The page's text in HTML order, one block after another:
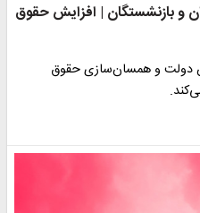
و بازنشستگان | افزایش حقوق
دولت و همسان‌سازی حقوق